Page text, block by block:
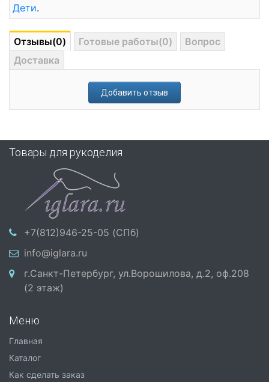
Дети.
Отзывы(0) Готовые работы(0)
Вопрос
Доставка
Добавить отзыв
Товары для рукоделия
+7(812)946-25-05 (СПб)
info@iglara.ru
г.Санкт-Петербург, ул.Ворошилова, д.2, оф.208
(2 этаж)
Меню
Главная
Каталог
Как сделать заказ